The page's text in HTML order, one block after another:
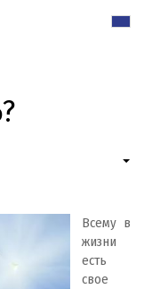
Всему в
жизни
есть
свое